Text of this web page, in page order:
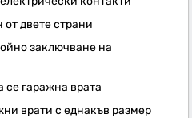
двете страни
заключване на
гаражна врата
врати с еднакъв размер